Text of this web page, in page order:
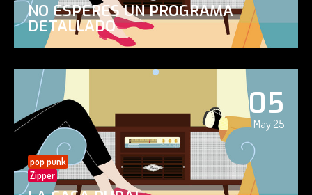
NO ESPERES UN PROGRAMA
DETALLADO
05
May 25
pop punk
Zipper